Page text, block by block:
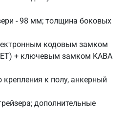
- 98 мм; толщина боковых
кодовым замком
+ ключевым замком KABA
крепления к полу, анкерный
дополнительные